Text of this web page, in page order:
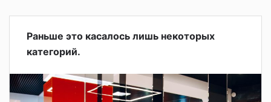
Раньше это касалось лишь некоторых
категорий.